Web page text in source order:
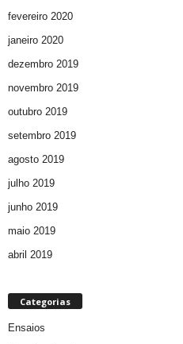
fevereiro 2020
janeiro 2020
dezembro 2019
novembro 2019
outubro 2019
setembro 2019
agosto 2019
julho 2019
junho 2019
maio 2019
abril 2019
Categorias
Ensaios